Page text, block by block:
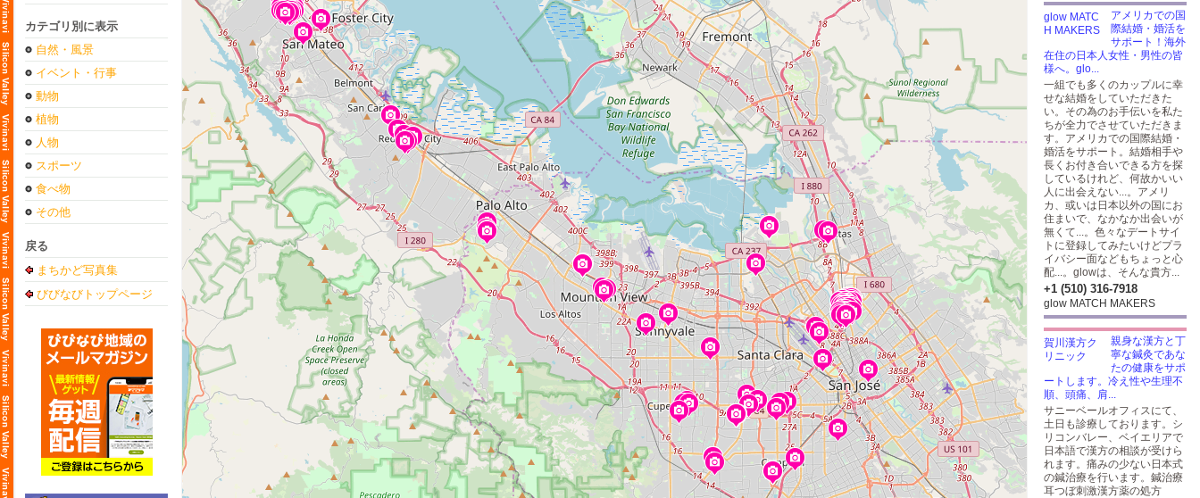
カテゴリ別に表示
自然・風景
イベント・行事
動物
植物
人物
スポーツ
食べ物
その他
戻る
まちかど写真集
びびなびトップページ
アメリカでの国
際結婚・婚活を
サポート！海外
在住の日本人女性・男性の皆
様へ。glo...
一組でも多くのカップルに幸
せな結婚をしていただきた
い。その為のお手伝いを私た
ちが全力でさせていただきま
す。アメリカでの国際結婚・
婚活をサポート。結婚相手や
長くお付き合いできる方を探
しているけれど、何故かいい
人に出会えない...。アメリ
カ、或いは日本以外の国にお
住まいで、なかなか出会いが
無くて...。色々なデートサイ
トに登録してみたいけどプラ
イバシー面などもちょっと心
配...。glowは、そんな貴方...
+1 (510) 316-7918
glow MATCH MAKERS
親身な漢方と丁
寧な鍼灸であな
たの健康をサポ
ートします。冷え性や生理不
順、頭痛、肩...
サニーベールオフィスにて、
土日も診療しております。シ
リコンバレー、ベイエリアで
日本語で漢方の相談が受けら
れます。痛みの少ない日本式
の鍼治療を行います。鍼治療
耳つぼ刺激漢方薬の処方